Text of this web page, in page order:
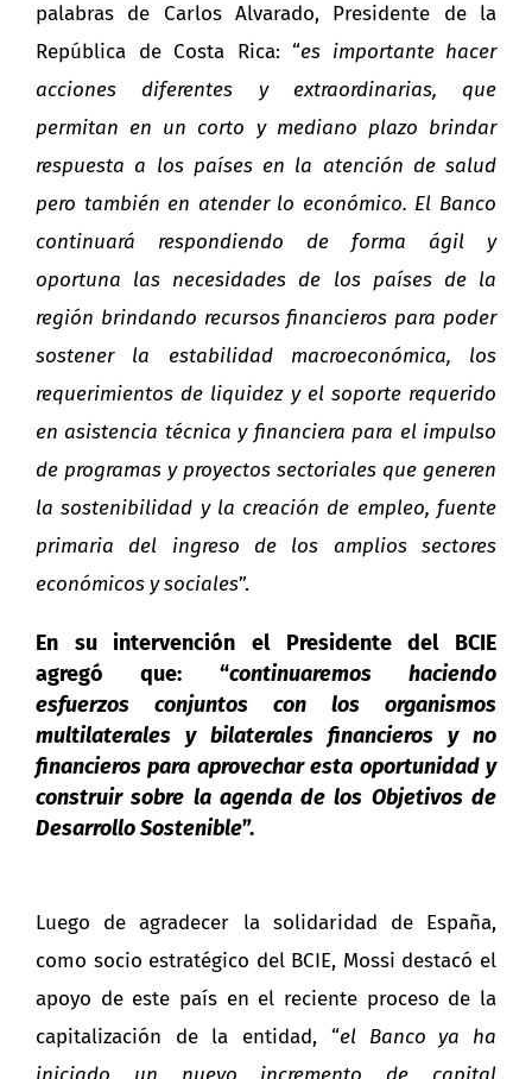
palabras de Carlos Alvarado, Presidente de la
República de Costa Rica: “es importante hacer
acciones diferentes y extraordinarias, que
permitan en un corto y mediano plazo brindar
respuesta a los países en la atención de salud
pero también en atender lo económico. El Banco
continuará respondiendo de forma ágil y
oportuna las necesidades de los países de la
región brindando recursos financieros para poder
sostener la estabilidad macroeconómica, los
requerimientos de liquidez y el soporte requerido
en asistencia técnica y financiera para el impulso
de programas y proyectos sectoriales que generen
la sostenibilidad y la creación de empleo, fuente
primaria del ingreso de los amplios sectores
económicos y sociales”.
En su intervención el Presidente del BCIE
agregó que: “continuaremos haciendo
esfuerzos conjuntos con los organismos
multilaterales y bilaterales financieros y no
financieros para aprovechar esta oportunidad y
construir sobre la agenda de los Objetivos de
Desarrollo Sostenible”.
Luego de agradecer la solidaridad de España,
como socio estratégico del BCIE, Mossi destacó el
apoyo de este país en el reciente proceso de la
capitalización de la entidad, “el Banco ya ha